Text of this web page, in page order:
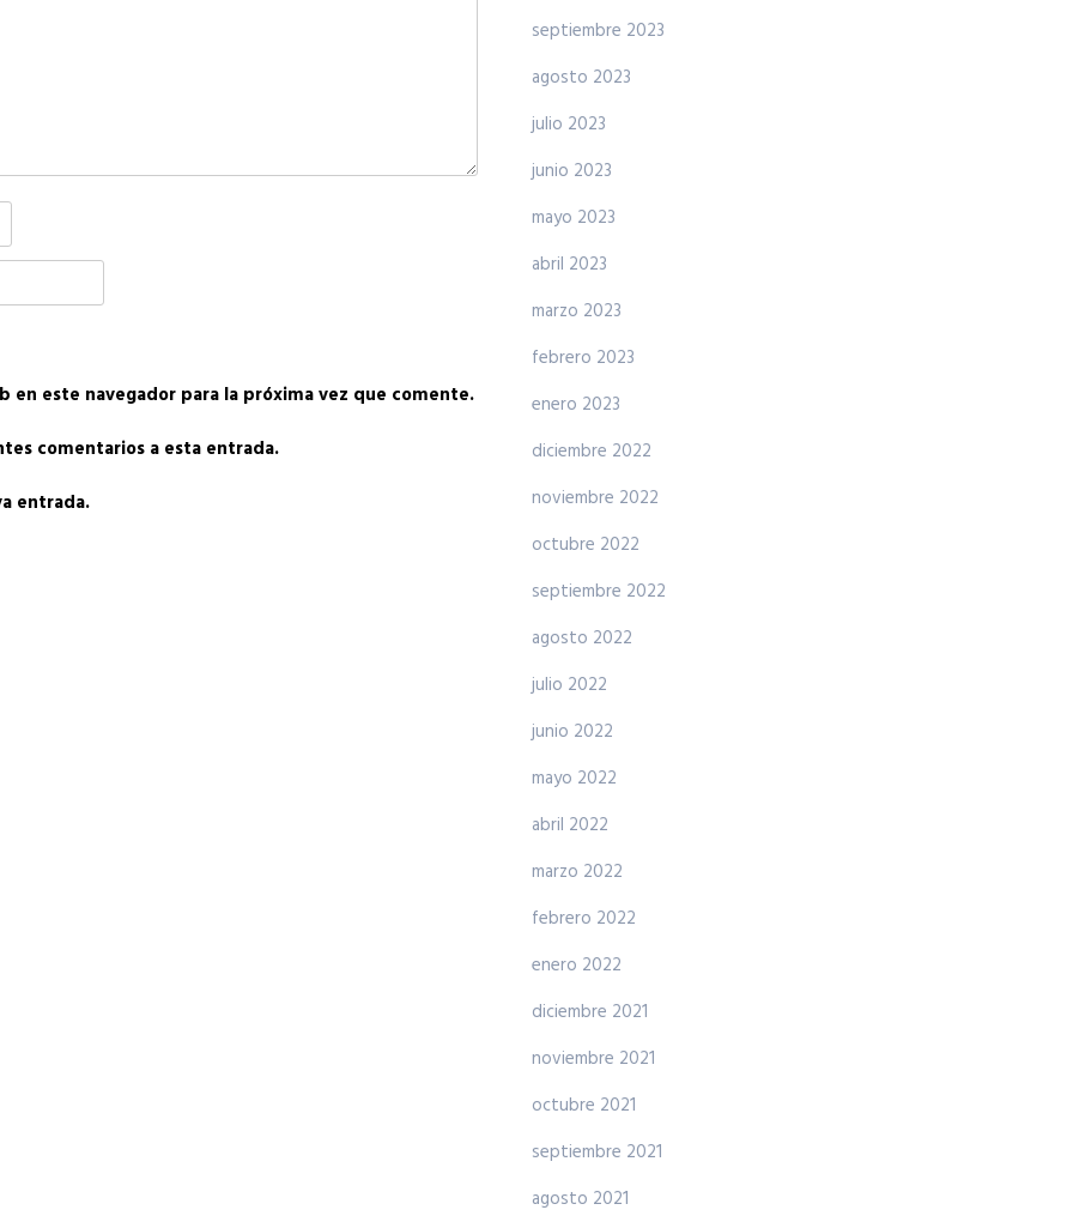
en este navegador para la próxima vez que comente.
comentarios a esta entrada.
entrada.
septiembre 2023
agosto 2023
julio 2023
junio 2023
mayo 2023
abril 2023
marzo 2023
febrero 2023
enero 2023
diciembre 2022
noviembre 2022
octubre 2022
septiembre 2022
agosto 2022
julio 2022
junio 2022
mayo 2022
abril 2022
marzo 2022
febrero 2022
enero 2022
diciembre 2021
noviembre 2021
octubre 2021
septiembre 2021
agosto 2021